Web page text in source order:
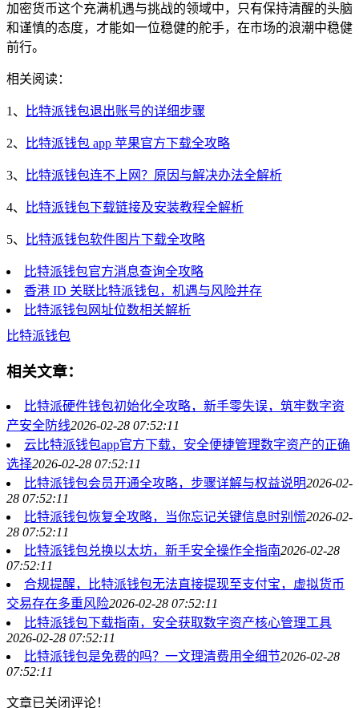
加密货币这个充满机遇与挑战的领域中，只有保持清醒的头脑
和谨慎的态度，才能如一位稳健的舵手，在市场的浪潮中稳健
前行。
相关阅读：
1、 比特派钱包退出账号的详细步骤
2、 比特派钱包 app 苹果官方下载全攻略
3、 比特派钱包连不上网？原因与解决办法全解析
4、 比特派钱包下载链接及安装教程全解析
5、 比特派钱包软件图片下载全攻略
比特派钱包官方消息查询全攻略
香港 ID 关联比特派钱包，机遇与风险并存
比特派钱包网址位数相关解析
比特派钱包
相关文章：
比特派硬件钱包初始化全攻略，新手零失误，筑牢数字资
产安全防线2026-02-28 07:52:11
云比特派钱包app官方下载，安全便捷管理数字资产的正确
选择2026-02-28 07:52:11
比特派钱包会员开通全攻略，步骤详解与权益说明2026-02-
28 07:52:11
比特派钱包恢复全攻略，当你忘记关键信息时别慌2026-02-
28 07:52:11
比特派钱包兑换以太坊，新手安全操作全指南2026-02-28
07:52:11
合规提醒，比特派钱包无法直接提现至支付宝，虚拟货币
交易存在多重风险2026-02-28 07:52:11
比特派钱包下载指南，安全获取数字资产核心管理工具
2026-02-28 07:52:11
比特派钱包是免费的吗？一文理清费用全细节2026-02-28
07:52:11
文章已关闭评论！